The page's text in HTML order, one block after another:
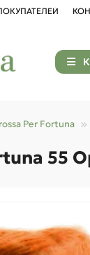
Per Fortuna
55